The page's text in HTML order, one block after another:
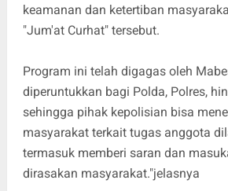
keamanan dan ketertiban
"Jum'at Curhat" tersebut.
Program ini telah digagas oleh
diperuntukkan bagi Polda, Polres,
sehingga pihak kepolisian bisa
masyarakat terkait tugas anggota
termasuk memberi saran dan
dirasakan masyarakat."jelasnya